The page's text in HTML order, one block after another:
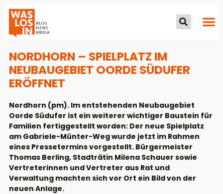
NORDHORN – SPIELPLATZ IM
NEUBAUGEBIET OORDE SÜDUFER
ERÖFFNET
Nordhorn (pm). Im entstehenden Neubaugebiet
Oorde Südufer ist ein weiterer wichtiger Baustein für
Familien fertiggestellt worden: Der neue Spielplatz
am Gabriele-Münter-Weg wurde jetzt im Rahmen
eines Pressetermins vorgestellt. Bürgermeister
Thomas Berling, Stadträtin Milena Schauer sowie
Vertreterinnen und Vertreter aus Rat und
Verwaltung machten sich vor Ort ein Bild von der
neuen Anlage.